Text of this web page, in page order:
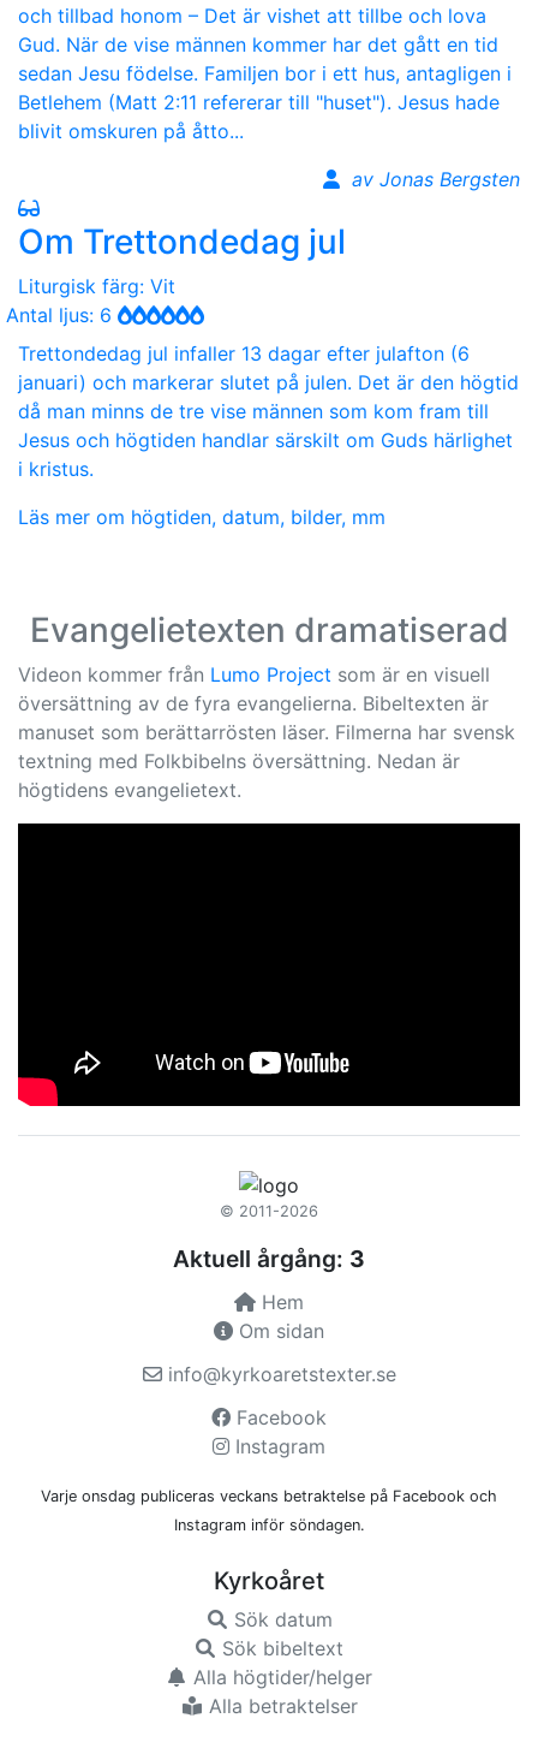
och tillbad honom – Det är vishet att tillbe och lova
Gud. När de vise männen kommer har det gått en tid
sedan Jesu födelse. Familjen bor i ett hus, antagligen i
Betlehem (Matt 2:11 refererar till "huset"). Jesus hade
blivit omskuren på åtto...
av Jonas Bergsten
Om Trettondedag jul
Liturgisk färg: Vit
Antal ljus: 6
Trettondedag jul infaller 13 dagar efter julafton (6
januari) och markerar slutet på julen. Det är den högtid
då man minns de tre vise männen som kom fram till
Jesus och högtiden handlar särskilt om Guds härlighet
i kristus.
Läs mer om högtiden, datum, bilder, mm
Evangelietexten dramatiserad
Videon kommer från Lumo Project som är en visuell
översättning av de fyra evangelierna. Bibeltexten är
manuset som berättarrösten läser. Filmerna har svensk
textning med Folkbibelns översättning. Nedan är
högtidens evangelietext.
© 2011-2026
Aktuell årgång: 3
Hem
Om sidan
info@kyrkoaretstexter.se
Facebook
Instagram
Varje onsdag publiceras veckans betraktelse på Facebook och
Instagram inför söndagen.
Kyrkoåret
Sök datum
Sök bibeltext
Alla högtider/helger
Alla betraktelser